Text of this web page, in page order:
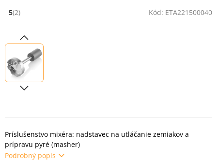
Hodnocení: 5 z 5 (2 recenzí)
5(2) Kód: ETA221500040
Príslušenstvo mixéra: nadstavec na utláčanie zemiakov a
prípravu pyré (masher)
Podrobný popis